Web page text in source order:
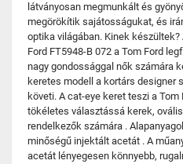
látványosan megmunkált és
megörökítik sajátosságukat, és
optika világában. Kinek
Ford FT5948-B 072 a Tom Ford
nagy gondossággal nők számára
keretes modell a kortárs designer
követi. A cat-eye keret teszi a
tökéletes választássá kerek,
rendelkezők számára .
minőségű injektált acetát . A
acetát lényegesen könnyebb,